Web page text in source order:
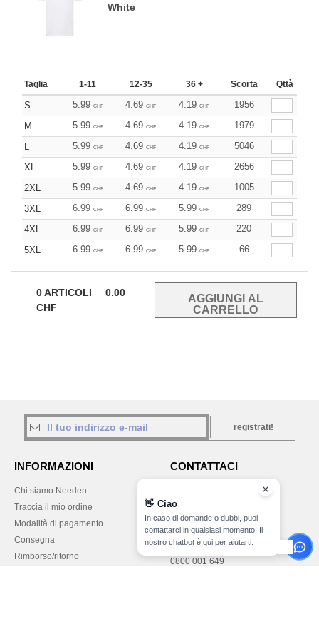
White
Taglia 1-11 12-35 36 + Scorta Qttà
S 5.99 CHF 4.69 CHF 4.19 CHF
1956
M
5.99 CHF 4.69 CHF 4.19 CHF
1979
L
5.99 CHF 4.69 CHF 4.19 CHF
5046
XL
5.99 CHF 4.69 CHF 4.19 CHF
2656
2XL
5.99 CHF 4.69 CHF 4.19 CHF
1005
3XL
6.99 CHF 6.99 CHF 5.99 CHF
289
4XL
6.99 CHF 6.99 CHF 5.99 CHF
220
5XL
6.99 CHF 6.99 CHF 5.99 CHF 66
0ARTICOLI
0.00
CHF
registrati!
INFORMAZIONI
Chi siamo Needen
Traccia il mio ordine
Modalità di pagamento
Consegna
Rimborso/ritorno
CONTATTACI
cliente@needen.ch
Vendite
vendite@needen.ch
0800 001 649
👋 Ciao
In caso di domande o dubbi, puoi
contattarci in qualsiasi momento. Il
nostro chatbot è qui per aiutarti.